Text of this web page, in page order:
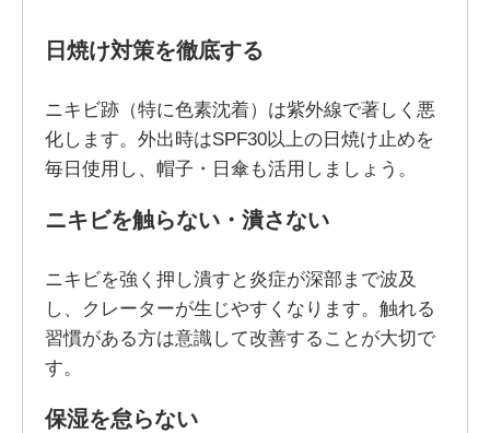
日焼け対策を徹底する
ニキビ跡（特に色素沈着）は紫外線で著しく悪
化します。外出時はSPF30以上の日焼け止めを
毎日使用し、帽子・日傘も活用しましょう。
ニキビを触らない・潰さない
ニキビを強く押し潰すと炎症が深部まで波及
し、クレーターが生じやすくなります。触れる
習慣がある方は意識して改善することが大切で
す。
保湿を怠らない